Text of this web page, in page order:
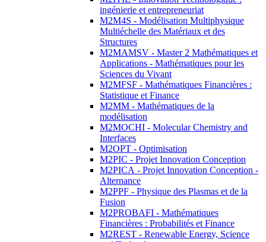
ingénierie et entrepreneuriat
M2M4S - Modélisation Multiphysique
Multiéchelle des Matériaux et des
Structures
M2MAMSV - Master 2 Mathématiques et
Applications - Mathématiques pour les
Sciences du Vivant
M2MFSF - Mathématiques Financières :
Statistique et Finance
M2MM - Mathématiques de la
modélisation
M2MOCHI - Molecular Chemistry and
Interfaces
M2OPT - Optimisation
M2PIC - Projet Innovation Conception
M2PICA - Projet Innovation Conception -
Alternance
M2PPF - Physique des Plasmas et de la
Fusion
M2PROBAFI - Mathématiques
Financières : Probabilités et Finance
M2REST - Renewable Energy, Science